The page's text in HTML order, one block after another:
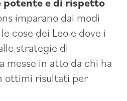
imparano dai modi
cose dei Leo e dove i
strategie di
messe in atto da chi ha
ottimi risultati per